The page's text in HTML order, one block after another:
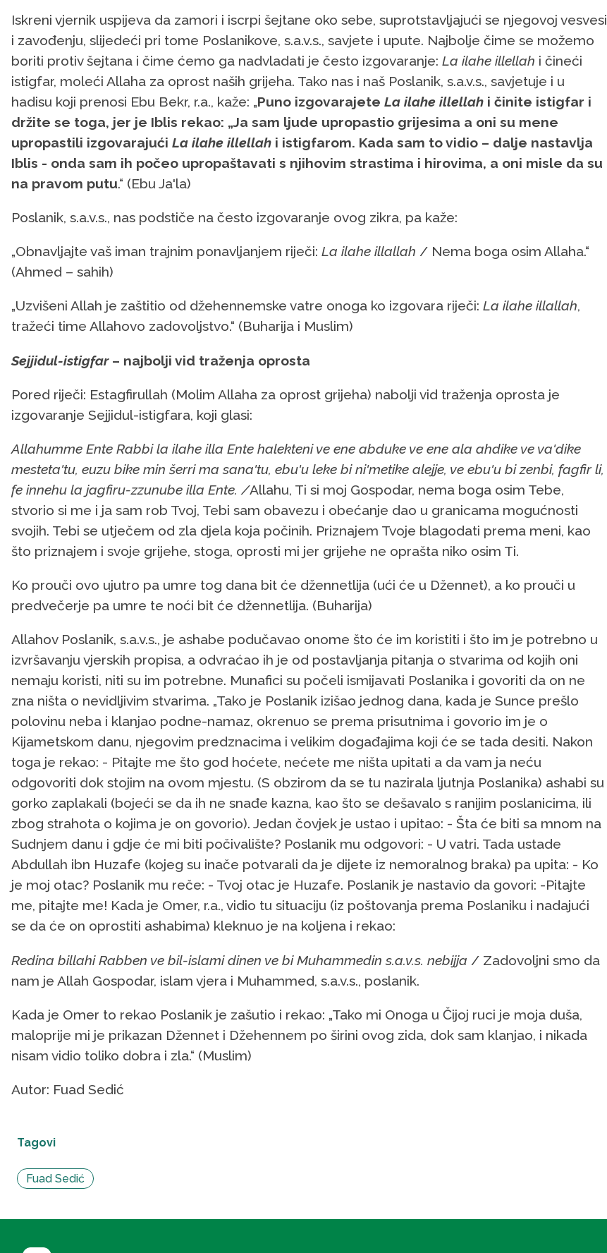
Iskreni vjernik uspijeva da zamori i iscrpi šejtane oko sebe, suprotstavljajući se njegovoj vesvesi
i zavođenju, slijedeći pri tome Poslanikove, s.a.v.s., savjete i upute. Najbolje čime se možemo
boriti protiv šejtana i čime ćemo ga nadvladati je često izgovaranje: La ilahe illellah i čineći
istigfar, moleći Allaha za oprost naših grijeha. Tako nas i naš Poslanik, s.a.v.s., savjetuje i u
hadisu koji prenosi Ebu Bekr, r.a., kaže: „Puno izgovarajete La ilahe illellah i činite istigfar i
držite se toga, jer je Iblis rekao: „Ja sam ljude upropastio grijesima a oni su mene
upropastili izgovarajući La ilahe illellah i istigfarom. Kada sam to vidio – dalje nastavlja
Iblis - onda sam ih počeo upropaštavati s njihovim strastima i hirovima, a oni misle da su
na pravom putu.“ (Ebu Ja'la)
Poslanik, s.a.v.s., nas podstiče na često izgovaranje ovog zikra, pa kaže:
„Obnavljajte vaš iman trajnim ponavljanjem riječi: La ilahe illallah / Nema boga osim Allaha.“
(Ahmed – sahih)
„Uzvišeni Allah je zaštitio od džehennemske vatre onoga ko izgovara riječi: La ilahe illallah,
tražeći time Allahovo zadovoljstvo.“ (Buharija i Muslim)
Sejjidul-istigfar– najbolji vid traženja oprosta
Pored riječi: Estagfirullah (Molim Allaha za oprost grijeha) nabolji vid traženja oprosta je
izgovaranje Sejjidul-istigfara, koji glasi:
Allahumme Ente Rabbi la ilahe illa Ente halekteni ve ene abduke ve ene ala ahdike ve va'dike
mesteta'tu, euzu bike min šerri ma sana'tu, ebu'u leke bi ni'metike alejje, ve ebu'u bi zenbi, fagfir li,
fe innehu la jagfiru-zzunube illa Ente. /Allahu, Ti si moj Gospodar, nema boga osim Tebe,
stvorio si me i ja sam rob Tvoj, Tebi sam obavezu i obećanje dao u granicama mogućnosti
svojih. Tebi se utječem od zla djela koja počinih. Priznajem Tvoje blagodati prema meni, kao
što priznajem i svoje grijehe, stoga, oprosti mi jer grijehe ne oprašta niko osim Ti.
Ko prouči ovo ujutro pa umre tog dana bit će džennetlija (ući će u Džennet), a ko prouči u
predvečerje pa umre te noći bit će džennetlija. (Buharija)
Allahov Poslanik, s.a.v.s., je ashabe podučavao onome što će im koristiti i što im je potrebno u
izvršavanju vjerskih propisa, a odvraćao ih je od postavljanja pitanja o stvarima od kojih oni
nemaju koristi, niti su im potrebne. Munafici su počeli ismijavati Poslanika i govoriti da on ne
zna ništa o nevidljivim stvarima. „Tako je Poslanik izišao jednog dana, kada je Sunce prešlo
polovinu neba i klanjao podne-namaz, okrenuo se prema prisutnima i govorio im je o
Kijametskom danu, njegovim predznacima i velikim događajima koji će se tada desiti. Nakon
toga je rekao: - Pitajte me što god hoćete, nećete me ništa upitati a da vam ja neću
odgovoriti dok stojim na ovom mjestu. (S obzirom da se tu nazirala ljutnja Poslanika) ashabi su
gorko zaplakali (bojeći se da ih ne snađe kazna, kao što se dešavalo s ranijim poslanicima, ili
zbog strahota o kojima je on govorio). Jedan čovjek je ustao i upitao: - Šta će biti sa mnom na
Sudnjem danu i gdje će mi biti počivalište? Poslanik mu odgovori: - U vatri. Tada ustade
Abdullah ibn Huzafe (kojeg su inače potvarali da je dijete iz nemoralnog braka) pa upita: - Ko
je moj otac? Poslanik mu reče: - Tvoj otac je Huzafe. Poslanik je nastavio da govori: -Pitajte
me, pitajte me! Kada je Omer, r.a., vidio tu situaciju (iz poštovanja prema Poslaniku i nadajući
se da će on oprostiti ashabima) kleknuo je na koljena i rekao:
Redina billahi Rabben ve bil-islami dinen ve bi Muhammedin s.a.v.s. nebijja / Zadovoljni smo da
nam je Allah Gospodar, islam vjera i Muhammed, s.a.v.s., poslanik.
Kada je Omer to rekao Poslanik je zašutio i rekao: „Tako mi Onoga u Čijoj ruci je moja duša,
maloprije mi je prikazan Džennet i Džehennem po širini ovog zida, dok sam klanjao, i nikada
nisam vidio toliko dobra i zla.“ (Muslim)
Autor: Fuad Sedić
Tagovi
Fuad Sedić